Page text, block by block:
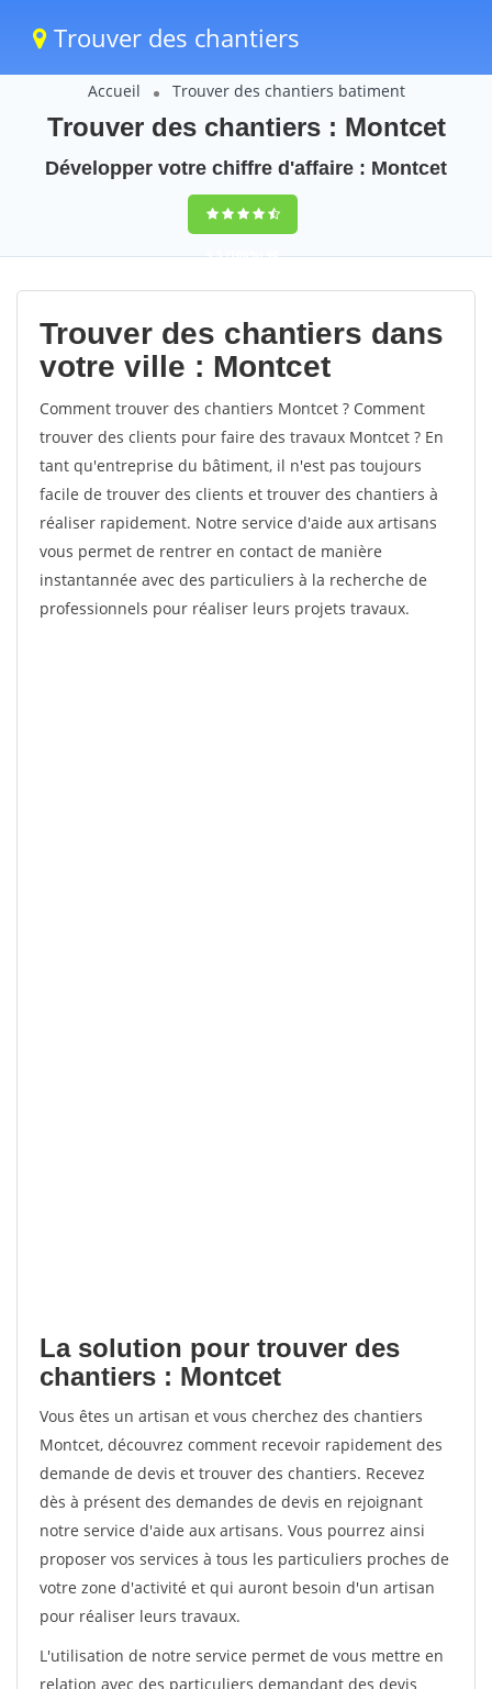
Trouver des chantiers
Accueil Trouver des chantiers batiment
Trouver des chantiers : Montcet
Développer votre chiffre d'affaire : Montcet
9,5(100%)40
votes
Trouver des chantiers dans
votre ville : Montcet
Comment trouver des chantiers Montcet ? Comment
trouver des clients pour faire des travaux Montcet ? En
tant qu'entreprise du bâtiment, il n'est pas toujours
facile de trouver des clients et trouver des chantiers à
réaliser rapidement. Notre service d'aide aux artisans
vous permet de rentrer en contact de manière
instantannée avec des particuliers à la recherche de
professionnels pour réaliser leurs projets travaux.
La solution pour trouver des
chantiers : Montcet
Vous êtes un artisan et vous cherchez des chantiers
Montcet, découvrez comment recevoir rapidement des
demande de devis et trouver des chantiers. Recevez
dès à présent des demandes de devis en rejoignant
notre service d'aide aux artisans. Vous pourrez ainsi
proposer vos services à tous les particuliers proches de
votre zone d'activité et qui auront besoin d'un artisan
pour réaliser leurs travaux.
L'utilisation de notre service permet de vous mettre en
relation avec des particuliers demandant des devis